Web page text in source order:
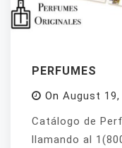
PERFUMES
On August 19,
Catálogo de
llamando al